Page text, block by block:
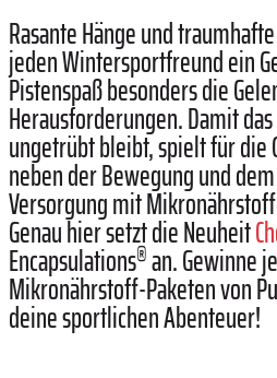
Rasante Hänge und
jeden Wintersportfreund ein
Pistenspaß besonders die
Herausforderungen. Damit
ungetrübt bleibt, spielt für die
neben der Bewegung und
Versorgung mit
Genau hier setzt die Neuheit
Encapsulations®an. Gewinne
Mikronährstoff-Paketen von
deine sportlichen Abenteuer!